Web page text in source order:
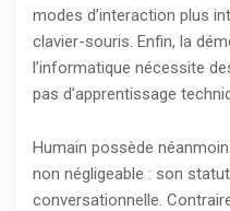
modes d’interaction plus
clavier-souris. Enfin, la
l’informatique nécessite
pas d’apprentissage
Humain possède
non négligeable : son
conversationnelle.